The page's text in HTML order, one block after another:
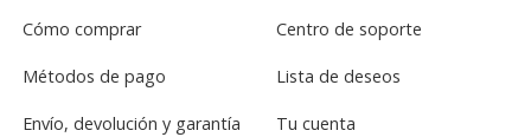
Cómo comprar
Métodos de pago
Envío, devolución y garantía
Centro de soporte
Lista de deseos
Tu cuenta